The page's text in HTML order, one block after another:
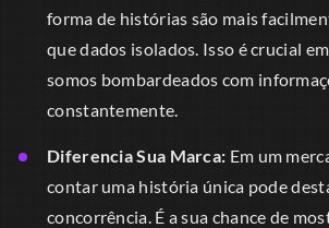
forma de histórias são mais
que dados isolados. Isso é crucial
somos bombardeados com
constantemente.
Diferencia Sua Marca: Em um
contar uma história única pode
concorrência. É a sua chance de